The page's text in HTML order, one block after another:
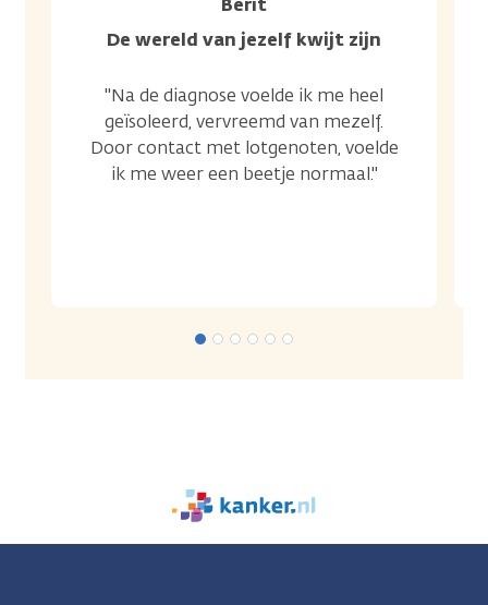
De wereld van jezelf kwijt zijn
"Na de diagnose voelde ik me heel
geïsoleerd, vervreemd van mezelf.
Door contact met lotgenoten, voelde
ik me weer een beetje normaal."
We
zijn